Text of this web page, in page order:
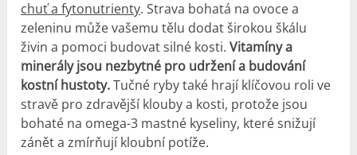
chuť a fytonutrienty. Strava bohatá na ovoce a
zeleninu může vašemu tělu dodat širokou škálu
živin a pomoci budovat silné kosti. Vitamíny a
minerály jsou nezbytné pro udržení a budování
kostní hustoty.Tučné ryby také hrají klíčovou roli ve
stravě pro zdravější klouby a kosti, protože jsou
bohaté na omega-3 mastné kyseliny, které snižují
zánět a zmírňují kloubní potíže.